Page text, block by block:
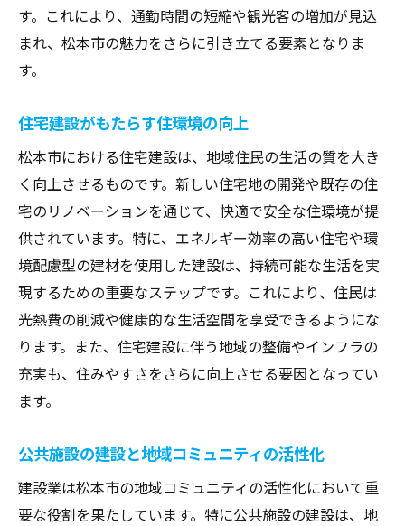
す。これにより、通勤時間の短縮や観光客の増加が見込
まれ、松本市の魅力をさらに引き立てる要素となりま
す。
住宅建設がもたらす住環境の向上
松本市における住宅建設は、地域住民の生活の質を大き
く向上させるものです。新しい住宅地の開発や既存の住
宅のリノベーションを通じて、快適で安全な住環境が提
供されています。特に、エネルギー効率の高い住宅や環
境配慮型の建材を使用した建設は、持続可能な生活を実
現するための重要なステップです。これにより、住民は
光熱費の削減や健康的な生活空間を享受できるようにな
ります。また、住宅建設に伴う地域の整備やインフラの
充実も、住みやすさをさらに向上させる要因となってい
ます。
公共施設の建設と地域コミュニティの活性化
建設業は松本市の地域コミュニティの活性化において重
要な役割を果たしています。特に公共施設の建設は、地